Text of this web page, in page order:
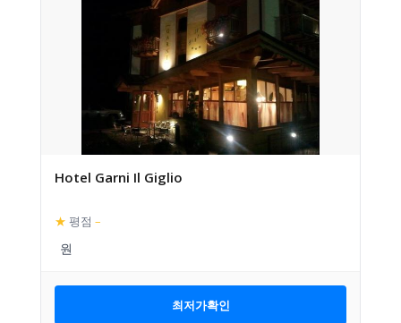
Hotel Garni Il Giglio
★ 평점 –
최저가확인